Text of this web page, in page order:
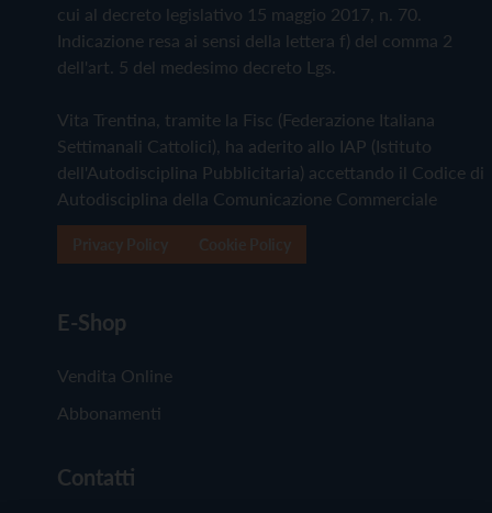
cui al decreto legislativo 15 maggio 2017, n. 70.
Indicazione resa ai sensi della lettera f) del comma 2
dell'art. 5 del medesimo decreto Lgs.
Vita Trentina, tramite la Fisc (Federazione Italiana
Settimanali Cattolici), ha aderito allo IAP (Istituto
dell'Autodisciplina Pubblicitaria) accettando il Codice di
Autodisciplina della Comunicazione Commerciale
E-Shop
Vendita Online
Abbonamenti
Contatti